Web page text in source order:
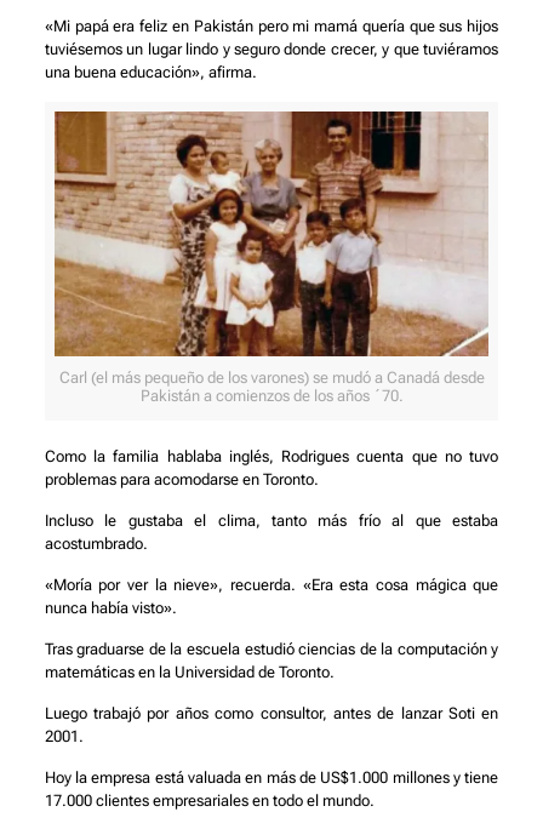
«Mi papá era feliz en Pakistán pero mi mamá quería que sus hijos
tuviésemos un lugar lindo y seguro donde crecer, y que tuviéramos
una buena educación», afirma.
Carl (el más pequeño de los varones) se mudó a Canadá desde
Pakistán a comienzos de los años ´70.
Como la familia hablaba inglés, Rodrigues cuenta que no tuvo
problemas para acomodarse en Toronto.
Incluso le gustaba el clima, tanto más frío al que estaba
acostumbrado.
«Moría por ver la nieve», recuerda. «Era esta cosa mágica que
nunca había visto».
Tras graduarse de la escuela estudió ciencias de la computación y
matemáticas en la Universidad de Toronto.
Luego trabajó por años como consultor, antes de lanzar Soti en
2001.
Hoy la empresa está valuada en más de US$1.000 millones y tiene
17.000 clientes empresariales en todo el mundo.